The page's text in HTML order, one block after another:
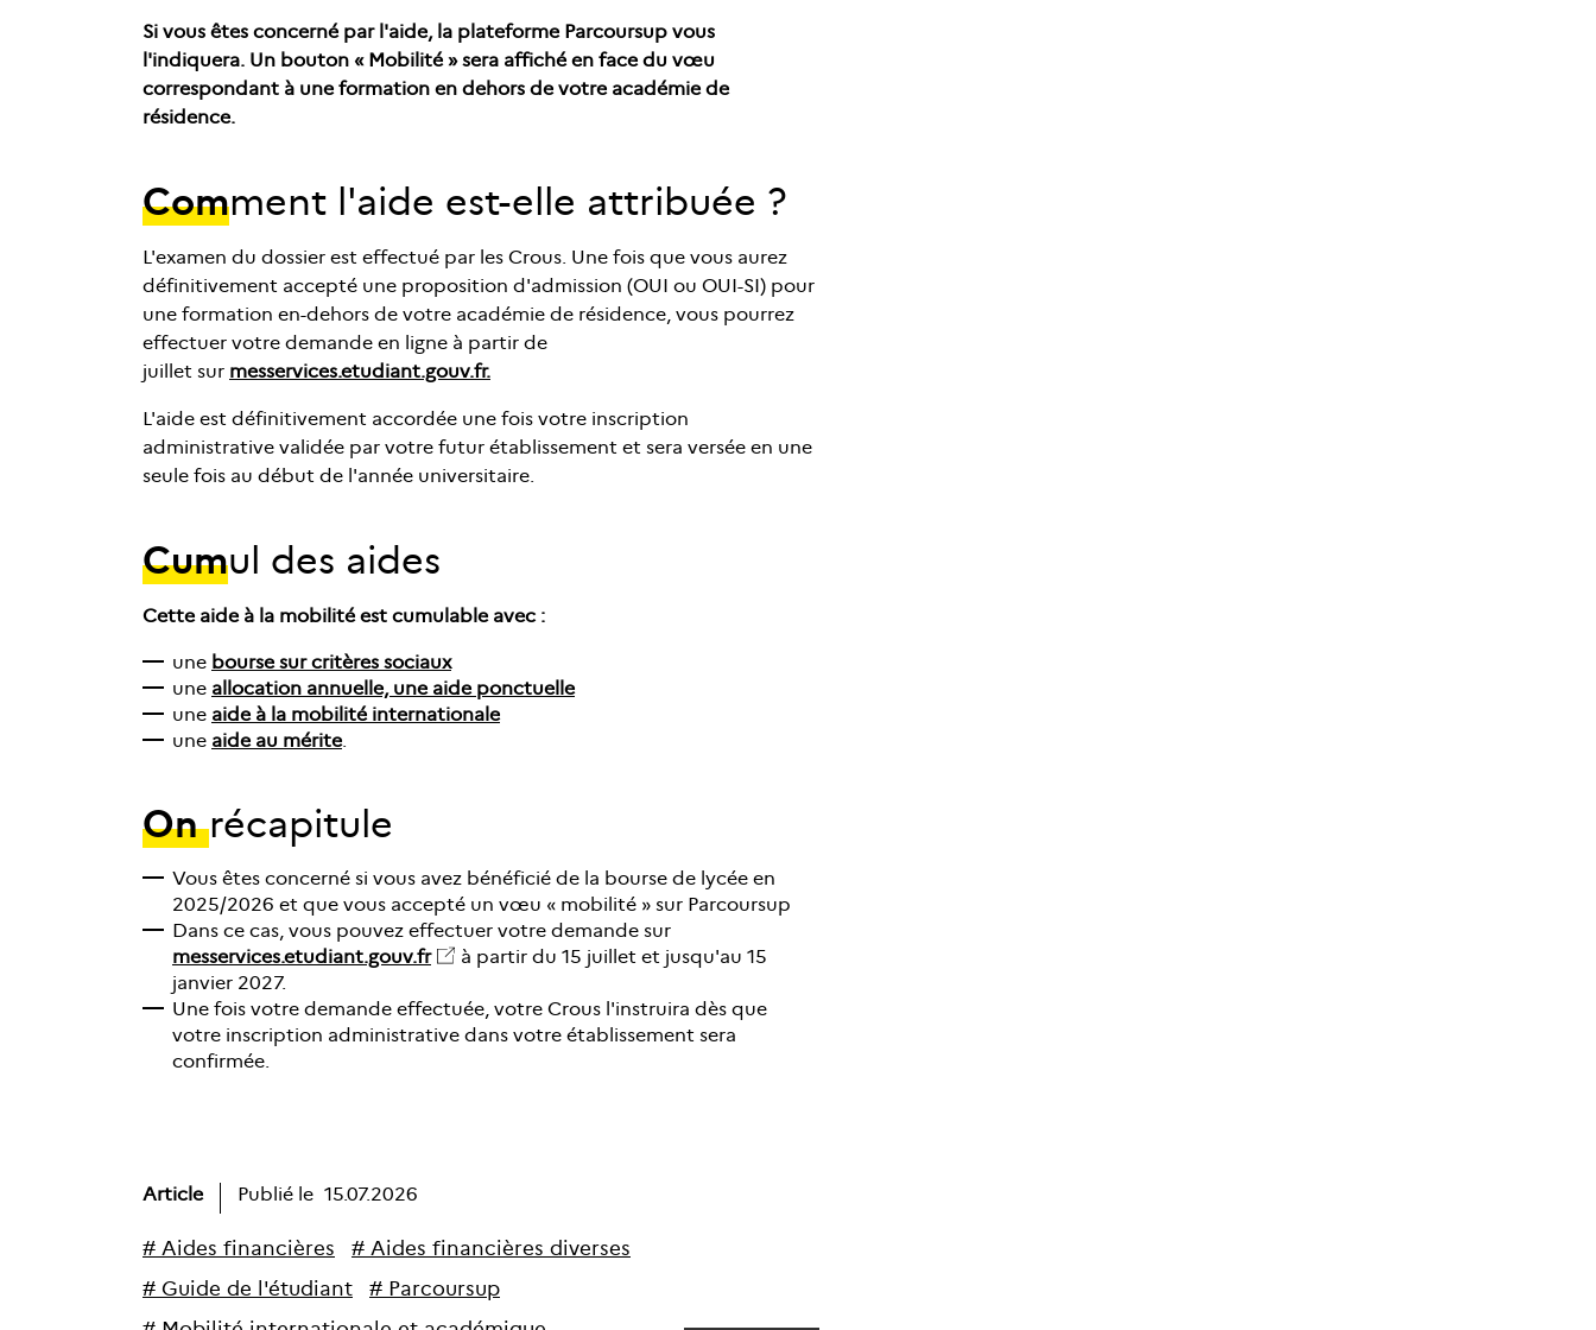
Si vous êtes concerné par l'aide, la plateforme Parcoursup vous
l'indiquera. Un bouton « Mobilité » sera affiché en face du vœu
correspondant à une formation en dehors de votre académie de
résidence.
Comment l'aide est-elle attribuée ?
L'examen du dossier est effectué par les Crous. Une fois que vous aurez
définitivement accepté une proposition d'admission (OUI ou OUI-SI) pour
une formation en-dehors de votre académie de résidence, vous pourrez
effectuer votre demande en ligne à partir de
juillet sur messervices.etudiant.gouv.fr.
L'aide est définitivement accordée une fois votre inscription
administrative validée par votre futur établissement et sera versée en une
seule fois au début de l'année universitaire.
Cumul des aides
Cette aide à la mobilité est cumulable avec :
une bourse sur critères sociaux
une allocation annuelle, une aide ponctuelle
une aide à la mobilité internationale
une aide au mérite.
Onrécapitule
Vous êtes concerné si vous avez bénéficié de la bourse de lycée en
2025/2026 et que vous accepté un vœu « mobilité » sur Parcoursup
Dans ce cas, vous pouvez effectuer votre demande sur
messervices.etudiant.gouv.fr
à partir du 15 juillet et jusqu'au 15
janvier 2027.
Une fois votre demande effectuée, votre Crous l'instruira dès que
votre inscription administrative dans votre établissement sera
confirmée.
Article Publié le 15.07.2026
# Aides financières # Aides financières diverses
# Guide de l'étudiant # Parcoursup